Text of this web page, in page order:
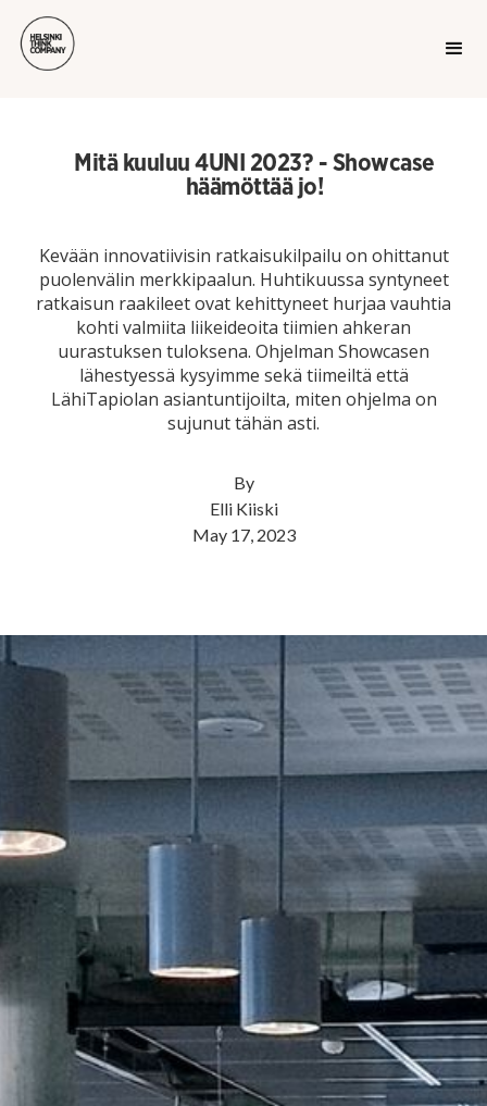
Mitä kuuluu 4UNI 2023? - Showcase
häämöttää jo!
Kevään innovatiivisin ratkaisukilpailu on ohittanut
puolenvälin merkkipaalun. Huhtikuussa syntyneet
ratkaisun raakileet ovat kehittyneet hurjaa vauhtia
kohti valmiita liikeideoita tiimien ahkeran
uurastuksen tuloksena. Ohjelman Showcasen
lähestyessä kysyimme sekä tiimeiltä että
LähiTapiolan asiantuntijoilta, miten ohjelma on
sujunut tähän asti.
By
Elli Kiiski
May 17, 2023